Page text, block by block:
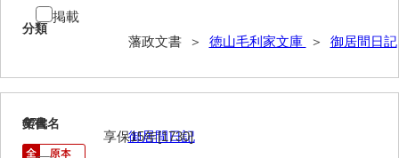
代官所日記
分類
藩政文書 ＞ 徳山毛利家文庫 ＞ 御居間日記
掲載
67
文書名
御居間日記
年代
享保15年[1730]